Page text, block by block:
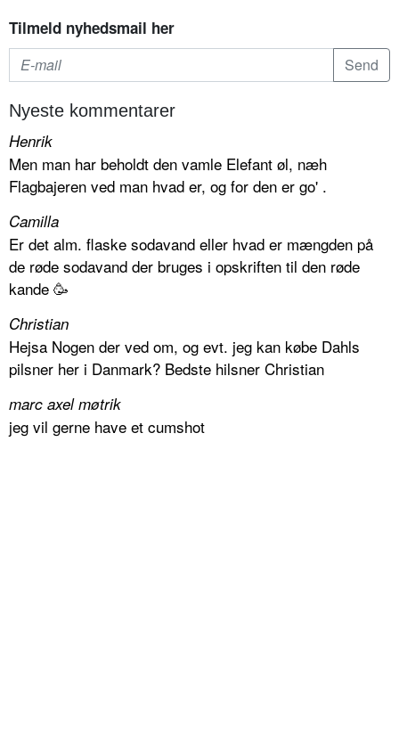
Tilmeld nyhedsmail her
Nyeste kommentarer
Henrik
Men man har beholdt den vamle Elefant øl, næh
Flagbajeren ved man hvad er, og for den er go' .
Camilla
Er det alm. flaske sodavand eller hvad er mængden på
de røde sodavand der bruges i opskriften til den røde
kande 🥳
Christian
Hejsa Nogen der ved om, og evt. jeg kan købe Dahls
pilsner her i Danmark? Bedste hilsner Christian
marc axel møtrik
jeg vil gerne have et cumshot